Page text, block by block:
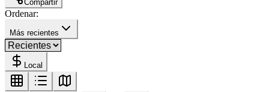
Compartir
Ordenar:
Más recientes
Local